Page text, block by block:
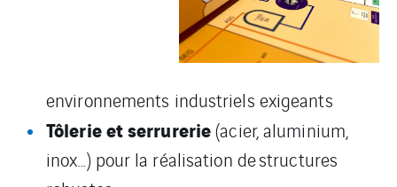
environnements industriels exigeants
Tôlerie et serrurerie(acier, aluminium,
inox…) pour la réalisation de structures